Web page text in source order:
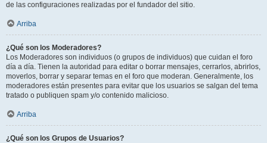
de las configuraciones realizadas por el fundador del sitio.
Arriba
¿Qué son los Moderadores?
Los Moderadores son individuos (o grupos de individuos) que cuidan el foro
día a día. Tienen la autoridad para editar o borrar mensajes, cerrarlos, abrirlos,
moverlos, borrar y separar temas en el foro que moderan. Generalmente, los
moderadores están presentes para evitar que los usuarios se salgan del tema
tratado o publiquen spam y/o contenido malicioso.
Arriba
¿Qué son los Grupos de Usuarios?